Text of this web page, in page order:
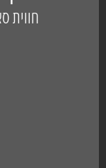
חווית